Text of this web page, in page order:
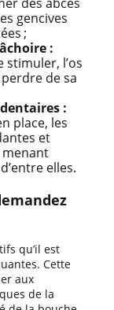
gencives
;
:
l’os
de sa
:
place, les
et
menant
elles.
qu’il est
Cette
aux
de la